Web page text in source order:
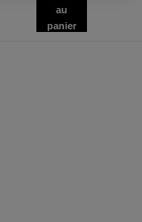
au
panier